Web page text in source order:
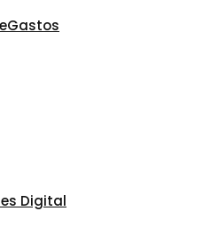
Digital